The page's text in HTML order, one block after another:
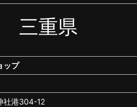
三重県
ップ
社港304-12